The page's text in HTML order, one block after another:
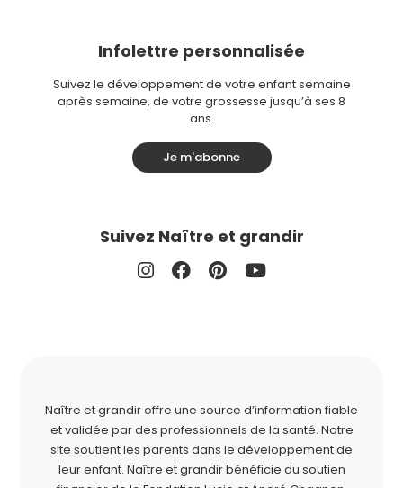
Infolettre personnalisée
Suivez le développement de votre enfant semaine
après semaine, de votre grossesse jusqu’à ses 8
ans.
Je m'abonne
Suivez Naître et grandir
Naître et grandir offre une source d’information fiable
et validée par des professionnels de la santé. Notre
site soutient les parents dans le développement de
leur enfant. Naître et grandir bénéficie du soutien